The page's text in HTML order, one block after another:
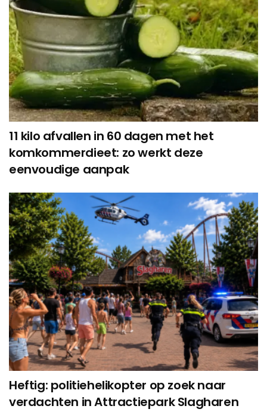
11 kilo afvallen in 60 dagen met het
komkommerdieet: zo werkt deze
eenvoudige aanpak
Heftig: politiehelikopter op zoek naar
verdachten in Attractiepark Slagharen